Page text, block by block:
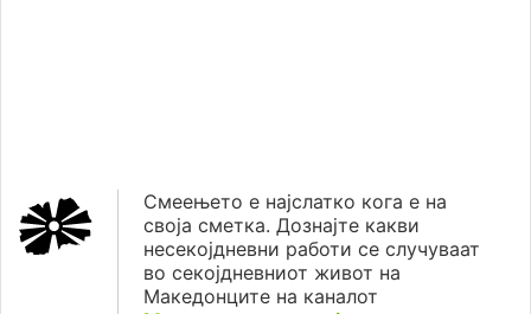
Смеењето е најслатко кога е на
своја сметка. Дознајте какви
несекојдневни работи се случуваат
во секојдневниот живот на
Македонците на каналот